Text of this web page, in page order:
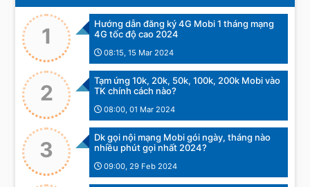
1
Hướng dẫn đăng ký 4G Mobi 1 tháng mạng
4G tốc độ cao 2024
08:15, 15 Mar 2024
2
Tạm ứng 10k, 20k, 50k, 100k, 200k Mobi vào
TK chính cách nào?
08:00, 01 Mar 2024
3
Dk gọi nội mạng Mobi gói ngày, tháng nào
nhiều phút gọi nhất 2024?
09:00, 29 Feb 2024